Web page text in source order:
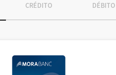
CRÉDITO DÉBITO